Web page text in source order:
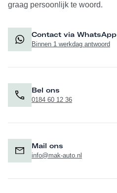
graag persoonlijk te woord.
Contact via WhatsApp
Binnen 1 werkdag antwoord
Bel ons
0184 60 12 36
Mail ons
info@mak-auto.nl